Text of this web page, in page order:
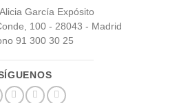
García Expósito
100 - 28043 - Madrid
91 300 30 25